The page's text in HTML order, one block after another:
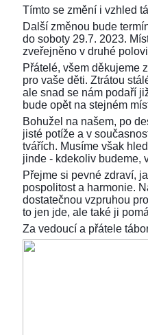
Tímto se změní i vzhled
Další změnou bude
do soboty 29.7. 2023.
zveřejněno v druhé
Přátelé, všem děkujeme
pro vaše děti. Ztrátou
ale snad se nám podaří
bude opět na stejném
Bohužel na našem, po
jisté potíže a v
tvářích. Musíme však
jinde - kdekoliv budeme,
Přejme si pevné zdraví,
pospolitost a harmonie.
dostatečnou vzpruhou
to jen jde, ale také ji
Za vedoucí a přátele